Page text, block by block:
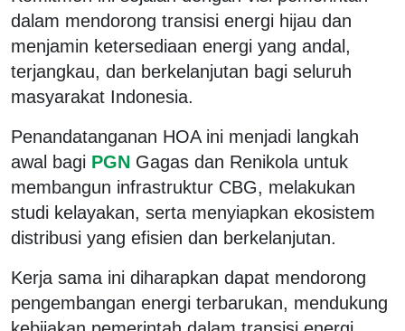
dalam mendorong transisi energi hijau dan
menjamin ketersediaan energi yang andal,
terjangkau, dan berkelanjutan bagi seluruh
masyarakat Indonesia.
Penandatanganan HOA ini menjadi langkah
awal bagi PGN Gagas dan Renikola untuk
membangun infrastruktur CBG, melakukan
studi kelayakan, serta menyiapkan ekosistem
distribusi yang efisien dan berkelanjutan.
Kerja sama ini diharapkan dapat mendorong
pengembangan energi terbarukan, mendukung